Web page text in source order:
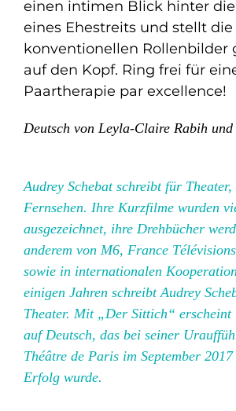
einen intimen Blick hinter
eines Ehestreits und stellt die
konventionellen Rollenbilder
auf den Kopf. Ring frei für
Paartherapie par excellence!
Deutsch von Leyla-Claire Rabih
Audrey Schebat schreibt für
Fernsehen. Ihre Kurzfilme wurden
ausgezeichnet, ihre Drehbücher
anderem von M6, France
sowie in internationalen
einigen Jahren schreibt Audrey
Theater. Mit „Der Sittich“ erscheint
auf Deutsch, das bei seiner
Théâtre de Paris im September
Erfolg wurde.